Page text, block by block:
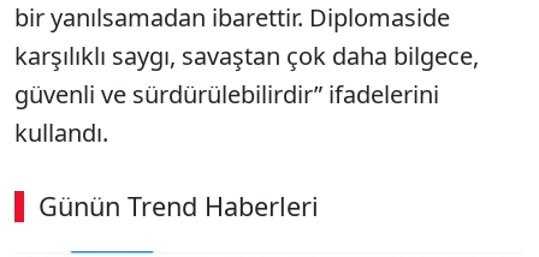
bir yanılsamadan ibarettir. Diplomaside
karşılıklı saygı, savaştan çok daha bilgece,
güvenli ve sürdürülebilirdir” ifadelerini
kullandı.
Günün Trend Haberleri